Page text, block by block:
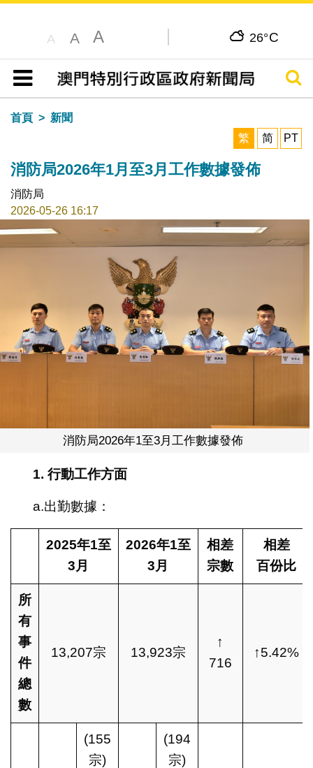
A A A 26°C
目錄
搜尋
首頁
新聞
繁
简 PT
消防局2026年1月至3月工作數據發佈
消防局
2026-05-26 16:17
消防局2026年1至3月工作數據發佈
1. 行動工作方面
a.出勤數據：
2025年1至
3月
2026年1至
3月
相差
宗數
相差
百份比
所
有
事
件
總
數
13,207宗 13,923宗
↑
716
↑5.42%
(155
宗)
(194
宗)